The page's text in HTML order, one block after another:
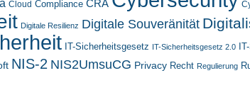
Cloud Compliance CRA
Digitale Resilienz Digitale Souveränität
IT-Sicherheitsgesetz IT-Sicherheitsgesetz 2.0
NIS-2 NIS2UmsuCG Privacy Recht Regulierung